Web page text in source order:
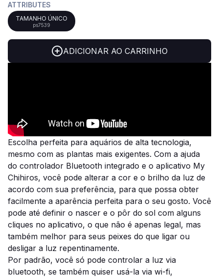
ATTRIBUTES
TAMANHO ÚNICO
ps7539
ADICIONAR AO CARRINHO
Escolha perfeita para aquários de alta tecnologia,
mesmo com as plantas mais exigentes. Com a ajuda
do controlador Bluetooth integrado e o aplicativo My
Chihiros, você pode alterar a cor e o brilho da luz de
acordo com sua preferência, para que possa obter
facilmente a aparência perfeita para o seu gosto. Você
pode até definir o nascer e o pôr do sol com alguns
cliques no aplicativo, o que não é apenas legal, mas
também melhor para seus peixes do que ligar ou
desligar a luz repentinamente.
Por padrão, você só pode controlar a luz via
bluetooth, se também quiser usá-la via wi-fi,